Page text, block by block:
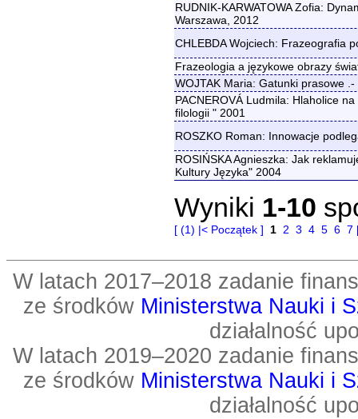
RUDNIK-KARWATOWA Zofia:
Warszawa, 2012
CHLEBDA Wojciech: Frazeografia
Frazeologia a językowe obrazy
WOJTAK Maria: Gatunki prasowe
PACNEROVÁ Ludmila: Hlaholice
filologii " 2001
ROSZKO Roman: Innowacje
ROSIŃSKA Agnieszka: Jak
Kultury Języka" 2004
Wyniki 1-10
[ (1) |< Początek ] 1 2 3 4 5 6 7
W latach 2017–2018 zadanie
ze środków Ministerstwa Nauki i
działalność
W latach 2019–2020 zadanie
ze środków Ministerstwa Nauki i
działalność